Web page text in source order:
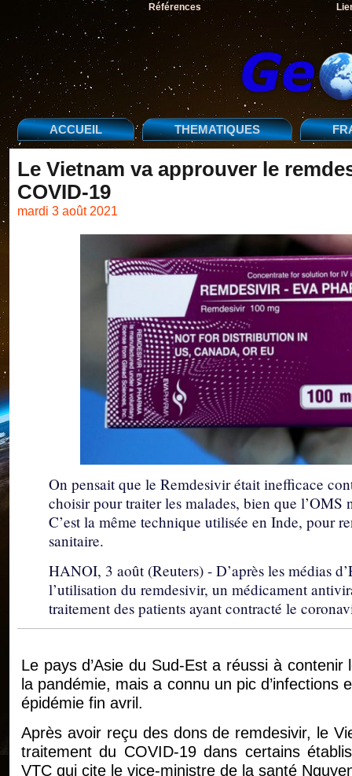
Références
ACCUEIL THEMATIQUES
Le Vietnam va approuver le
COVID-19
mardi 3 août 2021
On pensait que le Remdesivir était inefficace
choisir pour traiter les malades, bien que l’OMS
C’est la même technique utilisée en Inde, pour
sanitaire.
HANOI, 3 août (Reuters) - D’après les médias
l’utilisation du remdesivir, un médicament
traitement des patients ayant contracté le
Le pays d’Asie du Sud-Est a réussi à
la pandémie, mais a connu un pic d’infections
épidémie fin avril.
Après avoir reçu des dons de remdesivir, le
traitement du COVID-19 dans certains
VTC qui cite le vice-ministre de la santé